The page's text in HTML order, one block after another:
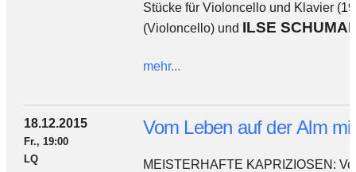
Stücke für Violoncello und Klavier
(Violoncello) und ILSE
mehr...
18.12.2015
Fr., 19:00
LQ
Vom Leben auf der Alm
MEISTERHAFTE KAPRIZIOSEN: